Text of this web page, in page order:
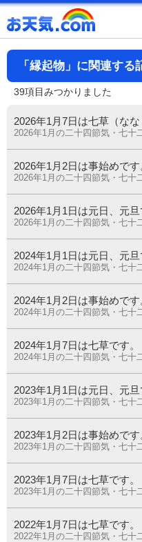
「縁起物」に関連する
39項目みつかりました
2026年1月7日は七草（なな
2026年1月の二十四節気・七十
2026年1月2日は事始めです
2026年1月の二十四節気・七十
2026年1月1日は元日、元旦
2026年1月の二十四節気・七十
2024年1月1日は元日、元旦
2024年1月の二十四節気・七十
2024年1月2日は事始めです
2024年1月の二十四節気・七十
2024年1月7日は七草です。
2024年1月の二十四節気・七十
2023年1月1日は元日、元旦
2023年1月の二十四節気・七十
2023年1月2日は事始めです
2023年1月の二十四節気・七十
2023年1月7日は七草です。
2023年1月の二十四節気・七十
2022年1月7日は七草です。
2022年1月の二十四節気・七十